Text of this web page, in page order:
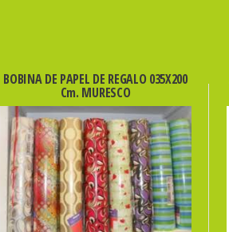
BOBINA DE PAPEL DE REGALO 035X200
Cm. MURESCO